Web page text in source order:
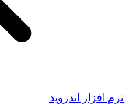
نرم افزار اندروید